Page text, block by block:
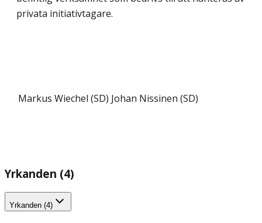
privata initiativtagare.
Markus Wiechel (SD) Johan Nissinen (SD)
Yrkanden (4)
Yrkanden (4)